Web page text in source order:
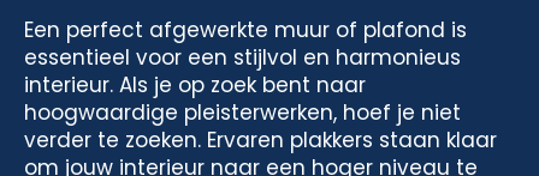
Een perfect afgewerkte muur of plafond is
essentieel voor een stijlvol en harmonieus
interieur. Als je op zoek bent naar
hoogwaardige pleisterwerken, hoef je niet
verder te zoeken. Ervaren plakkers staan klaar
om jouw interieur naar een hoger niveau te